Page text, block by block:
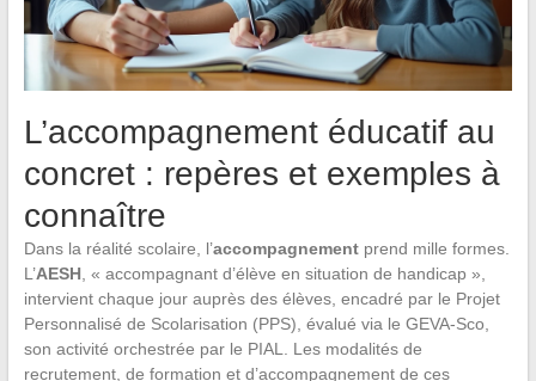
L’accompagnement éducatif au
concret : repères et exemples à
connaître
Dans la réalité scolaire, l’accompagnementprend mille formes.
L’AESH, « accompagnant d’élève en situation de handicap »,
intervient chaque jour auprès des élèves, encadré par le Projet
Personnalisé de Scolarisation (PPS), évalué via le GEVA-Sco,
son activité orchestrée par le PIAL. Les modalités de
recrutement, de formation et d’accompagnement de ces